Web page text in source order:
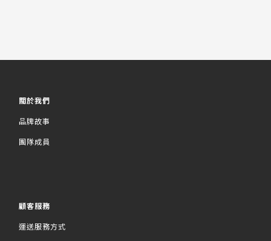
關於我們
品牌故事
團隊成員
顧客服務
運送服務方式